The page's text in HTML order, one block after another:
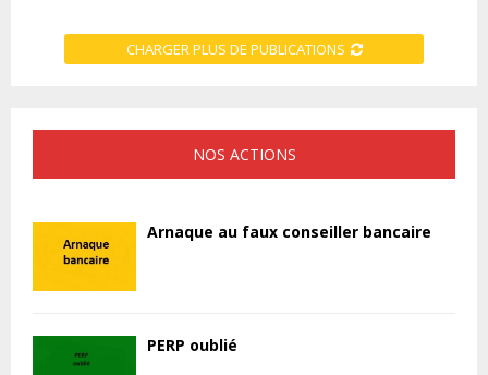
CHARGER PLUS DE PUBLICATIONS
NOS ACTIONS
Arnaque au faux conseiller bancaire
PERP oublié